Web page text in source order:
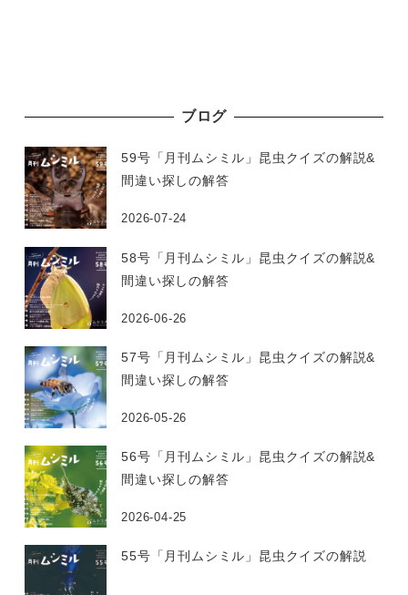
ブログ
59号「月刊ムシミル」昆虫クイズの解説&
間違い探しの解答
2026-07-24
58号「月刊ムシミル」昆虫クイズの解説&
間違い探しの解答
2026-06-26
57号「月刊ムシミル」昆虫クイズの解説&
間違い探しの解答
2026-05-26
56号「月刊ムシミル」昆虫クイズの解説&
間違い探しの解答
2026-04-25
55号「月刊ムシミル」昆虫クイズの解説